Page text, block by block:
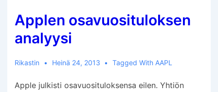
Applen osavuosituloksen
analyysi
Rikastin Heinä 24, 2013 Tagged With AAPL
Apple julkisti osavuosituloksensa eilen. Yhtiön